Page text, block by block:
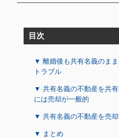
目次
▼ 離婚後も共有名義のま
トラブル
▼ 共有名義の不動産を共
には売却が一般的
▼ 共有名義の不動産を売
▼ まとめ